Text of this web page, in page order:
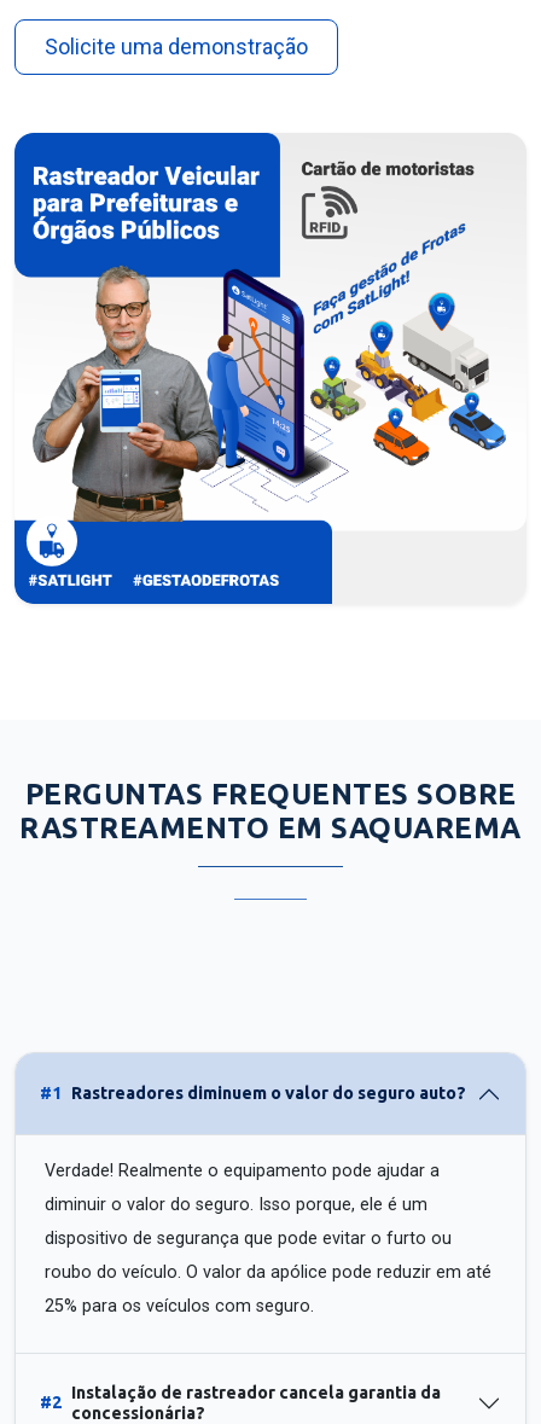
Solicite uma demonstração
PERGUNTAS FREQUENTES SOBRE
RASTREAMENTO EM SAQUAREMA
#1 Rastreadores diminuem o valor do seguro auto?
Verdade! Realmente o equipamento pode ajudar a
diminuir o valor do seguro. Isso porque, ele é um
dispositivo de segurança que pode evitar o furto ou
roubo do veículo. O valor da apólice pode reduzir em até
25% para os veículos com seguro.
#2
Instalação de rastreador cancela garantia da
concessionária?